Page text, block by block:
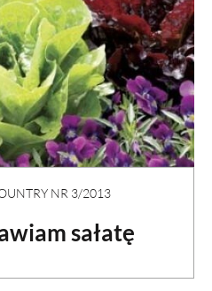
NR 3/2013
sałatę